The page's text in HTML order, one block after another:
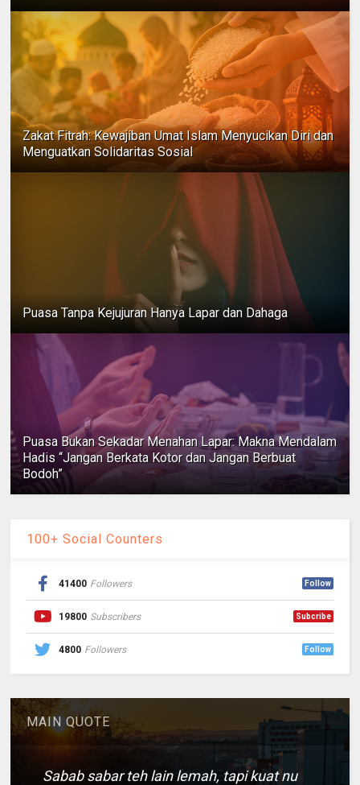
Zakat Fitrah: Kewajiban Umat Islam Menyucikan Diri dan
Menguatkan Solidaritas Sosial
Puasa Tanpa Kejujuran Hanya Lapar dan Dahaga
Puasa Bukan Sekadar Menahan Lapar: Makna Mendalam
Hadis “Jangan Berkata Kotor dan Jangan Berbuat
Bodoh”
100+ Social Counters
41400 Followers Follow
19800 Subscribers Subcribe
4800 Followers Follow
MAIN QUOTE
Sabab sabar teh lain lemah, tapi kuat nu